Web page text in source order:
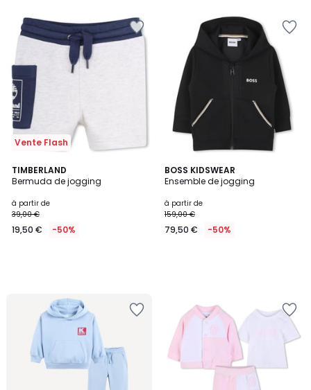
Vente Flash
TIMBERLAND
Bermuda de jogging
à partir de
39,00 €
19,50 € -50%
BOSS KIDSWEAR
Ensemble de jogging
à partir de
159,00 €
79,50 € -50%